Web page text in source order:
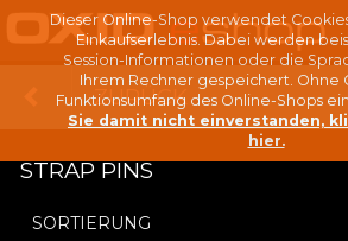
Dieser Online-Shop verwendet
Einkaufserlebnis. Dabei werden
Session-Informationen oder die
Ihrem Rechner gespeichert. Ohne
Funktionsumfang des Online-Shops
Sie damit nicht einverstanden,
hier.
ZURÜCK
STRAP PINS
SORTIERUNG